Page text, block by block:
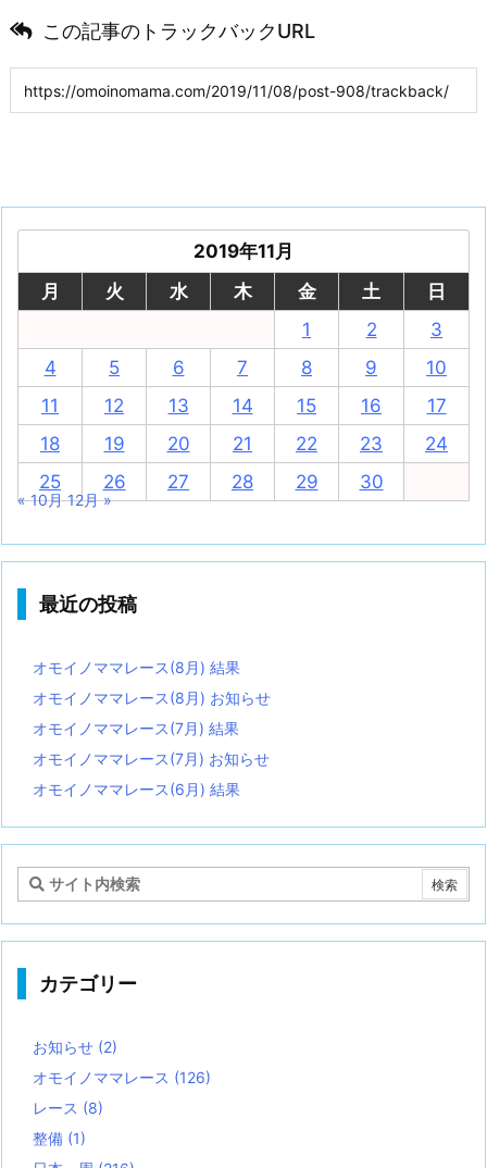
この記事のトラックバックURL
2019年11月
月
火 水 木 金 土
日
1
2
3
4
5 6 7 8 9
10
11
12 13 14 15 16
17
18
19 20 21 22 23
24
25
26 27 28 29 30
« 10月 12月 »
最近の投稿
オモイノママレース(8月) 結果
オモイノママレース(8月) お知らせ
オモイノママレース(7月) 結果
オモイノママレース(7月) お知らせ
オモイノママレース(6月) 結果
カテゴリー
お知らせ (2)
オモイノママレース (126)
レース (8)
整備 (1)